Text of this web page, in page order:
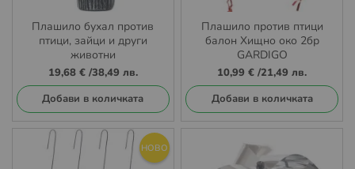
Плашило бухал против
птици, зайци и други
животни
19,68 €/38,49 лв.
Добави в количката
Плашилo против птици
балон Хищно око 2бр
GARDIGO
10,99 € /21,49 лв.
Добави в количката
НОВО